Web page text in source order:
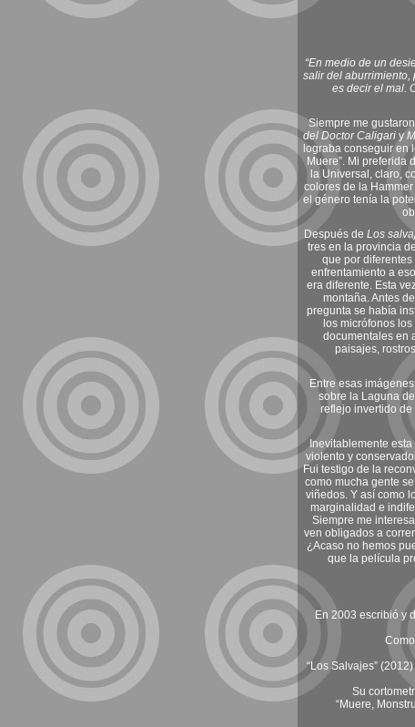
“En medio de un
salir del aburrimiento,
es decir el mal.
Siempre me
del Doctor Caligariy
lograba conseguir en
Muere”. Mi preferida
la Universal, claro,
colores de la
el género tenía la
Después de Los
tres en la provincia
que por
enfrentamiento a
era diferente. Esta
montaña. Antes
pregunta se había
los micrófonos
documentales en
paisajes,
Entre esas
sobre la Laguna
reflejo invertido de
Inevitablemente
violento y
Fui testigo de la
como mucha gente
viñedos. Y así como
marginalidad e
Siempre me
ven obligados a
¿Acaso no hemos
que la película
En 2003 escribió y
“Los Salvajes”
Su
“Muere,